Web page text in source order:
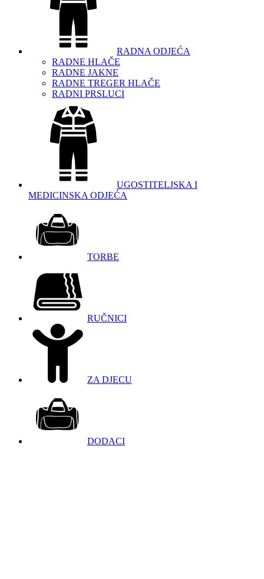
RADNA ODJEĆA
RADNE HLAČE
RADNE JAKNE
RADNE TREGER HLAČE
RADNI PRSLUCI
UGOSTITELJSKA I
MEDICINSKA ODJEĆA
TORBE
RUČNICI
ZA DJECU
DODACI